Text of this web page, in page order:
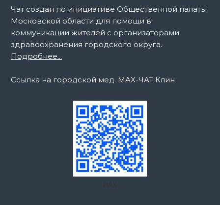
Чат создан по инициативе Общественной палаты
Московской области для помощи в
коммуникации жителей с организаторами
здравоохранения городского округа.
Подробнее...
Ссылка на городской мед. MAX-ЧАТ Клин